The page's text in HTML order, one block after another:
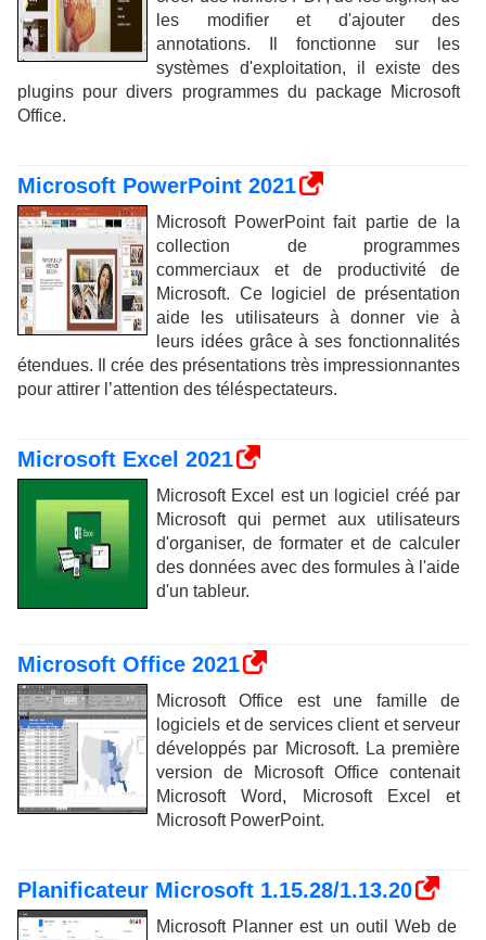
les modifier et d'ajouter des
annotations. Il fonctionne sur les
systèmes d'exploitation, il existe des
plugins pour divers programmes du package Microsoft
Office.
Microsoft PowerPoint 2021
Microsoft PowerPoint fait partie de la
collection de programmes
commerciaux et de productivité de
Microsoft. Ce logiciel de présentation
aide les utilisateurs à donner vie à
leurs idées grâce à ses fonctionnalités
étendues. Il crée des présentations très impressionnantes
pour attirer l’attention des téléspectateurs.
Microsoft Excel 2021
Microsoft Excel est un logiciel créé par
Microsoft qui permet aux utilisateurs
d'organiser, de formater et de calculer
des données avec des formules à l'aide
d'un tableur.
Microsoft Office 2021
Microsoft Office est une famille de
logiciels et de services client et serveur
développés par Microsoft. La première
version de Microsoft Office contenait
Microsoft Word, Microsoft Excel et
Microsoft PowerPoint.
Planificateur Microsoft 1.15.28/1.13.20
Microsoft Planner est un outil Web de